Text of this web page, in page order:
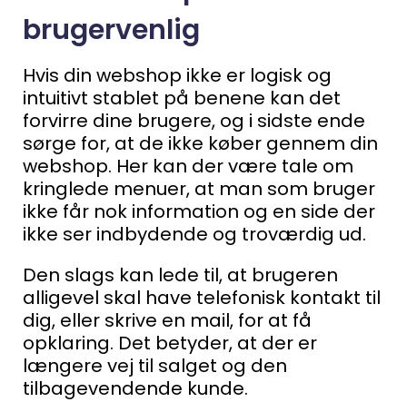
brugervenlig
Hvis din webshop ikke er logisk og
intuitivt stablet på benene kan det
forvirre dine brugere, og i sidste ende
sørge for, at de ikke køber gennem din
webshop. Her kan der være tale om
kringlede menuer, at man som bruger
ikke får nok information og en side der
ikke ser indbydende og troværdig ud.
Den slags kan lede til, at brugeren
alligevel skal have telefonisk kontakt til
dig, eller skrive en mail, for at få
opklaring. Det betyder, at der er
længere vej til salget og den
tilbagevendende kunde.